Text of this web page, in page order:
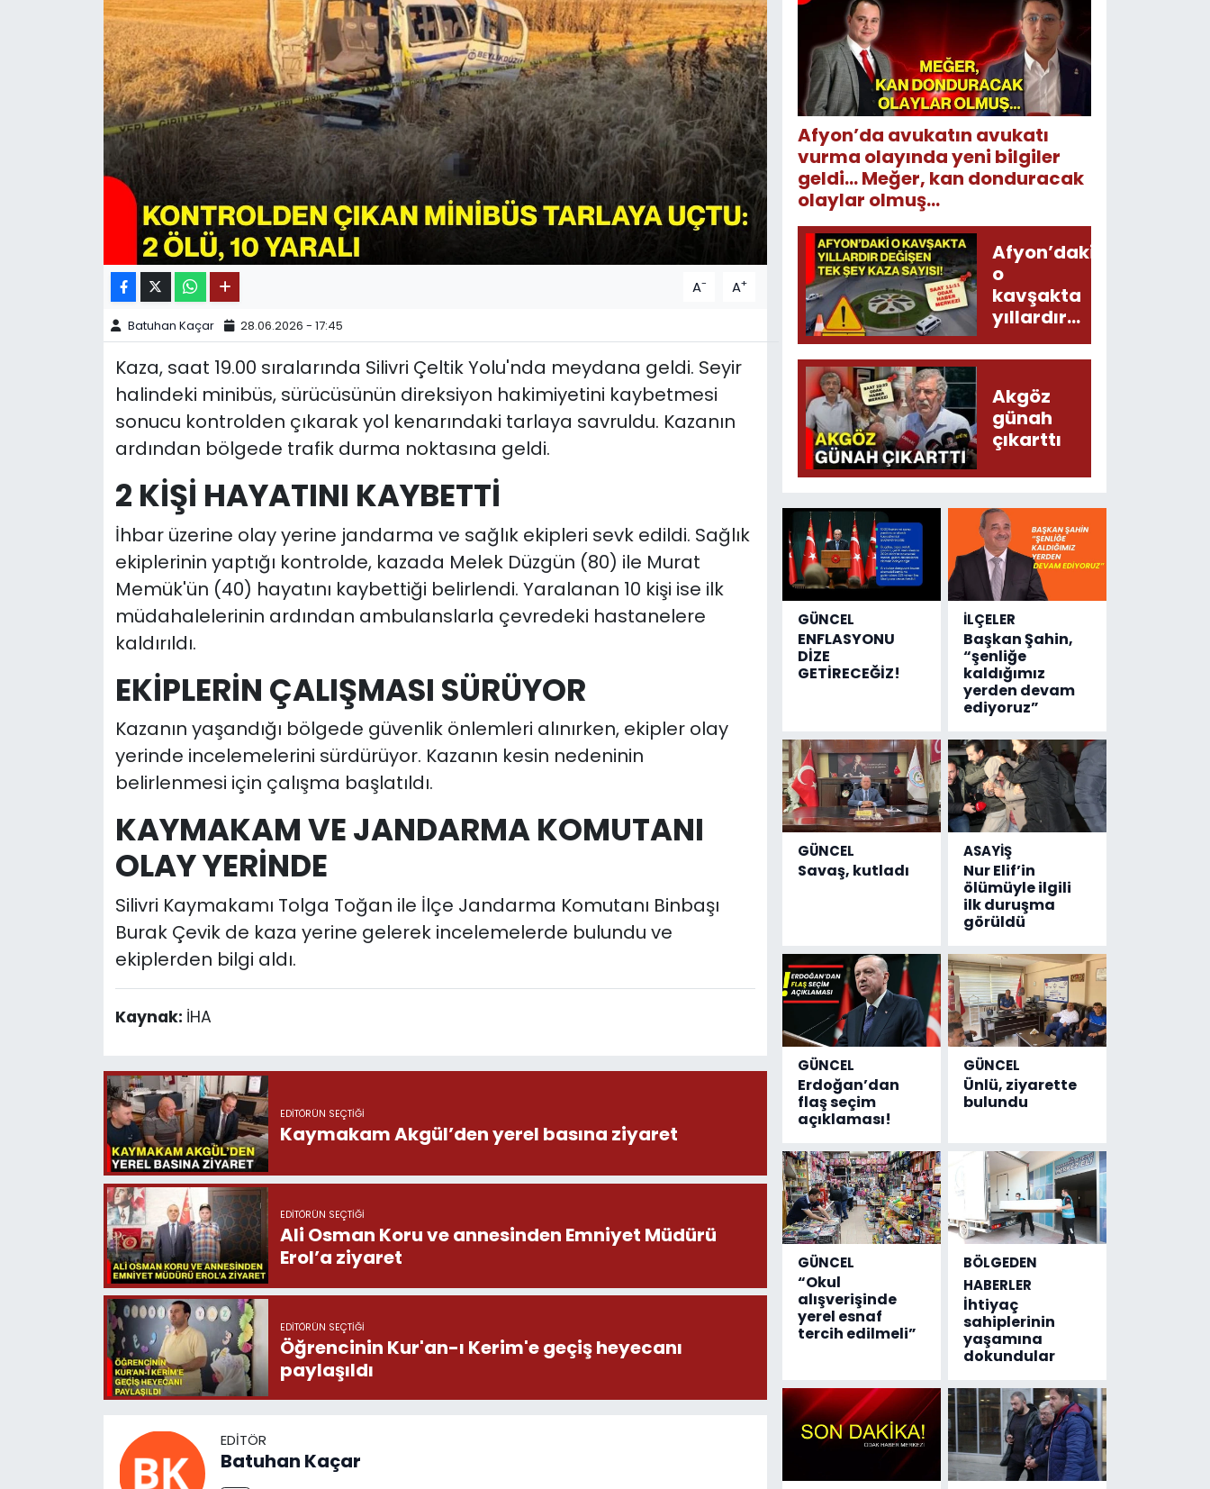
A- A+
Batuhan Kaçar 28.06.2026 - 17:45
Kaza, saat 19.00 sıralarında Silivri Çeltik Yolu'nda meydana geldi. Seyir
halindeki minibüs, sürücüsünün direksiyon hakimiyetini kaybetmesi
sonucu kontrolden çıkarak yol kenarındaki tarlaya savruldu. Kazanın
ardından bölgede trafik durma noktasına geldi.
2 KİŞİ HAYATINI KAYBETTİ
İhbar üzerine olay yerine jandarma ve sağlık ekipleri sevk edildi. Sağlık
ekiplerinin yaptığı kontrolde, kazada Melek Düzgün (80) ile Murat
Memük'ün (40) hayatını kaybettiği belirlendi. Yaralanan 10 kişi ise ilk
müdahalelerinin ardından ambulanslarla çevredeki hastanelere
kaldırıldı.
EKİPLERİN ÇALIŞMASI SÜRÜYOR
Kazanın yaşandığı bölgede güvenlik önlemleri alınırken, ekipler olay
yerinde incelemelerini sürdürüyor. Kazanın kesin nedeninin
belirlenmesi için çalışma başlatıldı.
KAYMAKAM VE JANDARMA KOMUTANI
OLAY YERİNDE
Silivri Kaymakamı Tolga Toğan ile İlçe Jandarma Komutanı Binbaşı
Burak Çevik de kaza yerine gelerek incelemelerde bulundu ve
ekiplerden bilgi aldı.
Kaynak: İHA
EDITÖRÜN SEÇTIĞI
Kaymakam Akgül’den yerel basına ziyaret
EDITÖRÜN SEÇTIĞI
Ali Osman Koru ve annesinden Emniyet Müdürü
Erol’a ziyaret
EDITÖRÜN SEÇTIĞI
Öğrencinin Kur'an-ı Kerim'e geçiş heyecanı
paylaşıldı
EDITÖR
Batuhan Kaçar
Afyon’da avukatın avukatı
vurma olayında yeni bilgiler
geldi... Meğer, kan donduracak
olaylar olmuş...
Afyon’daki
o
kavşakta
yıllardır
değişen
tek şey
sayısı!
Akgöz
günah
çıkarttı
GÜNCEL
ENFLASYONU
DİZE
GETİRECEĞİZ!
İLÇELER
Başkan Şahin,
“şenliğe
kaldığımız
yerden devam
ediyoruz”
GÜNCEL
Savaş, kutladı
ASAYİŞ
Nur Elif’in
ölümüyle ilgili
ilk duruşma
görüldü
GÜNCEL
Erdoğan’dan
flaş seçim
açıklaması!
GÜNCEL
Ünlü, ziyarette
bulundu
GÜNCEL
“Okul
alışverişinde
yerel esnaf
tercih edilmeli”
BÖLGEDEN
HABERLER
İhtiyaç
sahiplerinin
yaşamına
dokundular
11:11 MANŞET